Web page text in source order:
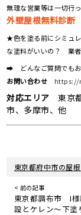
無理な営業等は一切行
外壁屋根無料診断
★色を塗る前にシミュ
な塗料がいいの？ 業者
➡ どんなご質問でもお
お問い合わせ
対応エリア 東京
市、多摩市、他
東京都府中市の屋
< 前の記事
東京都調布市 I
設とケレン～下塗